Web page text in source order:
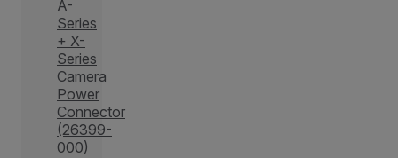
A-
Series
+ X-
Series
Camera
Power
Connector
(26399-
000)